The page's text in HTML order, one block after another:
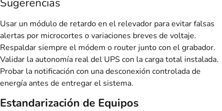
Sugerencias
Usar un módulo de retardo en el relevador para evitar falsas
alertas por microcortes o variaciones breves de voltaje.
Respaldar siempre el módem o router junto con el grabador.
Validar la autonomía real del UPS con la carga total instalada.
Probar la notificación con una desconexión controlada de
energía antes de entregar el sistema.
Estandarización de Equipos